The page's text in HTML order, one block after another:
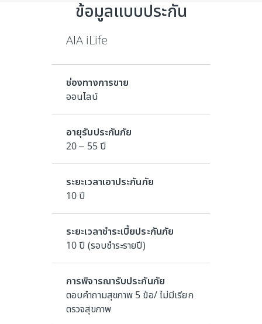
ข้อมูลแบบประกัน
AIA iLife
ช่องทางการขาย
ออนไลน์
อายุรับประกันภัย
20 – 55 ปี
ระยะเวลาเอาประกันภัย
10 ปี
ระยะเวลาชำระเบี้ยประกันภัย
10 ปี (รอบชำระรายปี)
การพิจารณารับประกันภัย
ตอบคำถามสุขภาพ 5 ข้อ/ไม่มีเรียก
ตรวจสุขภาพ